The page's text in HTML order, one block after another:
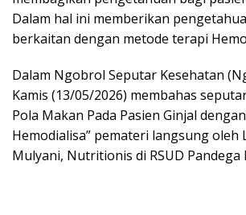
Dalam hal ini memberikan
berkaitan dengan metode terapi
Dalam Ngobrol Seputar Kesehatan
Kamis (13/05/2026) membahas
Pola Makan Pada Pasien Ginjal
Hemodialisa” pemateri langsung oleh
Mulyani, Nutritionis di RSUD Pandega